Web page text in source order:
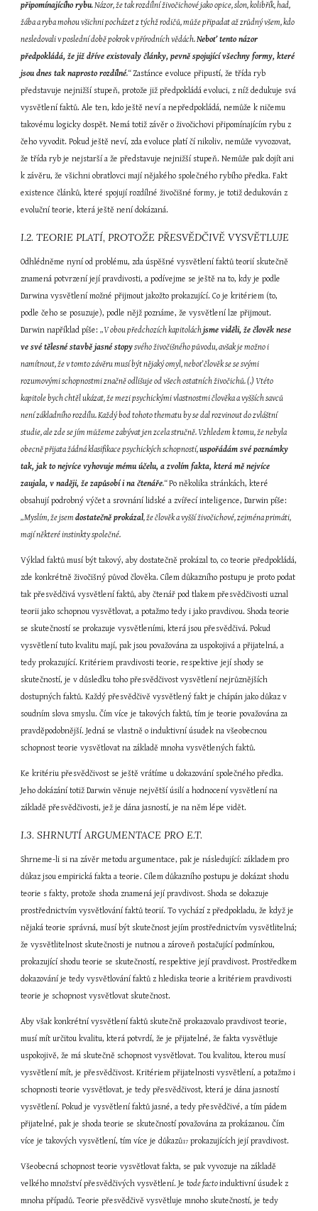
připomínajícího rybu. Názor, že tak rozdílní živočichové jako opice, slon, kolibřík, had,
žába a ryba mohou všichni pocházet z týchž rodičů, může připadat až zrůdný všem, kdo
nesledovali v poslední době pokrok v přírodních vědách. Neboť tento názor
předpokládá, že již dříve existovaly články, pevně spojující všechny formy, které
jsou dnes tak naprosto rozdílné.“ Zastánce evoluce připustí, že třída ryb
představuje nejnižší stupeň, protože již předpokládá evoluci, z níž dedukuje svá
vysvětlení faktů. Ale ten, kdo ještě neví a nepředpokládá, nemůže k ničemu
takovému logicky dospět. Nemá totiž závěr o živočichovi připomínajícím rybu z
čeho vyvodit. Pokud ještě neví, zda evoluce platí čí nikoliv, nemůže vyvozovat,
že třída ryb je nejstarší a že představuje nejnižší stupeň. Nemůže pak dojít ani
k závěru, že všichni obratlovci mají nějakého společného rybího předka. Fakt
existence článků, které spojují rozdílné živočišné formy, je totiž dedukován z
evoluční teorie, která ještě není dokázaná.
I.2. TEORIE PLATÍ, PROTOŽE PŘESVĚDČIVĚ VYSVĚTLUJE
Odhlédněme nyní od problému, zda úspěšné vysvětlení faktů teorií skutečně
znamená potvrzení její pravdivosti, a podívejme se ještě na to, kdy je podle
Darwina vysvětlení možné přijmout jakožto prokazující. Co je kritériem (to,
podle čeho se posuzuje), podle nějž poznáme, že vysvětlení lze přijmout.
Darwin například píše: „V obou předchozích kapitolách jsme viděli, že člověk nese
ve své tělesné stavbě jasné stopy svého živočišného původu, avšak je možno i
namítnout, že v tomto závěru musí být nějaký omyl, neboť člověk se se svými
rozumovými schopnostmi značně odlišuje od všech ostatních živočichů. (.) Vtéto
kapitole bych chtěl ukázat, že mezi psychickými vlastnostmi člověka a vyšších savců
není základního rozdílu. Každý bod tohoto thematu by se dal rozvinout do zvláštní
studie, ale zde se jím můžeme zabývat jen zcela stručně. Vzhledem k tomu, že nebyla
obecně přijata žádná klasifikace psychických schopností, uspořádám své poznámky
tak, jak to nejvíce vyhovuje mému účelu, a zvolím fakta, která mě nejvíce
zaujala, v naději, že zapůsobí i na čtenáře.“ Po několika stránkách, které
„Myslím, že jsem dostatečně prokázal, že člověk a vyšší živočichové, zejména primáti,
mají některé instinkty společné.
Výklad faktů musí být takový, aby dostatečně prokázal to, co teorie předpokládá,
zde konkrétně živočišný původ člověka. Cílem důkazního postupu je proto podat
tak přesvědčivá vysvětlení faktů, aby čtenář pod tlakem přesvědčivosti uznal
teorii jako schopnou vysvětlovat, a potažmo tedy i jako pravdivou. Shoda teorie
se skutečností se prokazuje vysvětleními, která jsou přesvědčivá. Pokud
vysvětlení tuto kvalitu mají, pak jsou považována za uspokojivá a přijatelná, a
tedy prokazující. Kritériem pravdivosti teorie, respektive její shody se
skutečností, je v důsledku toho přesvědčivost vysvětlení nejrůznějších
dostupných faktů. Každý přesvědčivě vysvětlený fakt je chápán jako důkaz v
soudním slova smyslu. Čím více je takových faktů, tím je teorie považována za
pravděpodobnější. Jedná se vlastně o induktivní úsudek na všeobecnou
schopnost teorie vysvětlovat na základě mnoha vysvětlených faktů.
Ke kritériu přesvědčivost se ještě vrátíme u dokazování společného předka.
Jeho dokázání totiž Darwin věnuje největší úsilí a hodnocení vysvětlení na
základě přesvědčivosti, jež je dána jasností, je na něm lépe vidět.
I.3. SHRNUTÍ ARGUMENTACE PRO E.T.
Shrneme-li si na závěr metodu argumentace, pak je následující: základem pro
důkaz jsou empirická fakta a teorie. Cílem důkazního postupu je dokázat shodu
teorie s fakty, protože shoda znamená její pravdivost. Shoda se dokazuje
prostřednictvím vysvětlování faktů teorií. To vychází z předpokladu, že když je
nějaká teorie správná, musí být skutečnost jejím prostřednictvím vysvětlitelná;
že vysvětlitelnost skutečnosti je nutnou a zároveň postačující podmínkou,
prokazující shodu teorie se skutečností, respektive její pravdivost. Prostředkem
dokazování je tedy vysvětlování faktů z hlediska teorie a kritériem pravdivosti
teorie je schopnost vysvětlovat skutečnost.
Aby však konkrétní vysvětlení faktů skutečně prokazovalo pravdivost teorie,
musí mít určitou kvalitu, která potvrdí, že je přijatelné, že fakta vysvětluje
uspokojivě, že má skutečně schopnost vysvětlovat. Tou kvalitou, kterou musí
vysvětlení mít, je přesvědčivost. Kritériem přijatelnosti vysvětlení, a potažmo i
schopnosti teorie vysvětlovat, je tedy přesvědčivost, která je dána jasností
vysvětlení. Pokud je vysvětlení faktů jasné, a tedy přesvědčivé, a tím pádem
přijatelné, pak je shoda teorie se skutečností považována za prokázanou. Čím
více je takových vysvětlení, tím více je důkazů17 prokazujících její pravdivost.
Všeobecná schopnost teorie vysvětlovat fakta, se pak vyvozuje na základě
velkého množství přesvědčivých vysvětlení. Je tode facto induktivní úsudek z
mnoha případů. Teorie přesvědčivě vysvětluje mnoho skutečností, je tedy